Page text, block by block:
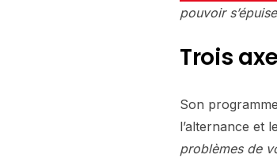
pouvoir
Trois
Son
l’alternance et
problèmes de